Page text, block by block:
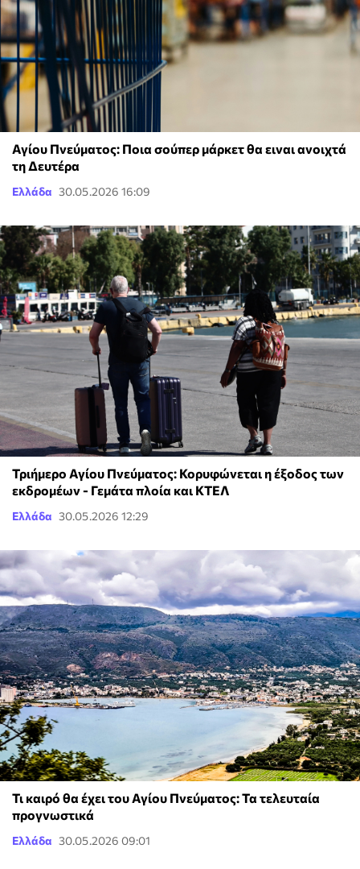
Αγίου Πνεύματος: Ποια σούπερ μάρκετ θα ειναι ανοιχτά
τη Δευτέρα
Ελλάδα 30.05.2026 16:09
Τριήμερο Αγίου Πνεύματος: Κορυφώνεται η έξοδος των
εκδρομέων - Γεμάτα πλοία και ΚΤΕΛ
Ελλάδα 30.05.2026 12:29
Τι καιρό θα έχει του Αγίου Πνεύματος: Τα τελευταία
προγνωστικά
Ελλάδα 30.05.2026 09:01